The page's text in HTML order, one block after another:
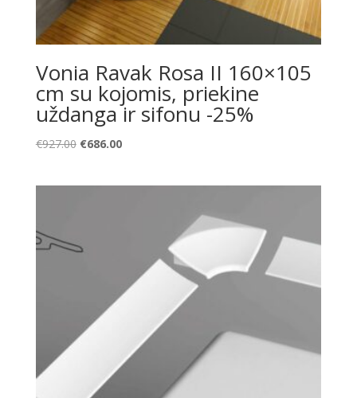
Vonia Ravak Rosa II 160×105
cm su kojomis, priekine
uždanga ir sifonu -25%
€927.00 Original
€686.00Current